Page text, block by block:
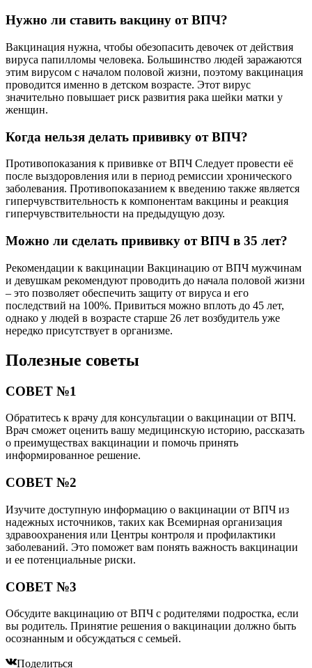
Нужно ли ставить вакцину от ВПЧ?
Вакцинация нужна, чтобы обезопасить девочек от действия
вируса папилломы человека. Большинство людей заражаются
этим вирусом с началом половой жизни, поэтому вакцинация
проводится именно в детском возрасте. Этот вирус
значительно повышает риск развития рака шейки матки у
женщин.
Когда нельзя делать прививку от ВПЧ?
Противопоказания к прививке от ВПЧ Следует провести её
после выздоровления или в период ремиссии хронического
заболевания. Противопоказанием к введению также является
гиперчувствительность к компонентам вакцины и реакция
гиперчувствительности на предыдущую дозу.
Можно ли сделать прививку от ВПЧ в 35 лет?
Рекомендации к вакцинации Вакцинацию от ВПЧ мужчинам
и девушкам рекомендуют проводить до начала половой жизни
– это позволяет обеспечить защиту от вируса и его
последствий на 100%. Привиться можно вплоть до 45 лет,
однако у людей в возрасте старше 26 лет возбудитель уже
нередко присутствует в организме.
Полезные советы
СОВЕТ №1
Обратитесь к врачу для консультации о вакцинации от ВПЧ.
Врач сможет оценить вашу медицинскую историю, рассказать
о преимуществах вакцинации и помочь принять
информированное решение.
СОВЕТ №2
Изучите доступную информацию о вакцинации от ВПЧ из
надежных источников, таких как Всемирная организация
здравоохранения или Центры контроля и профилактики
заболеваний. Это поможет вам понять важность вакцинации
и ее потенциальные риски.
СОВЕТ №3
Обсудите вакцинацию от ВПЧ с родителями подростка, если
вы родитель. Принятие решения о вакцинации должно быть
осознанным и обсуждаться с семьей.
Поделиться